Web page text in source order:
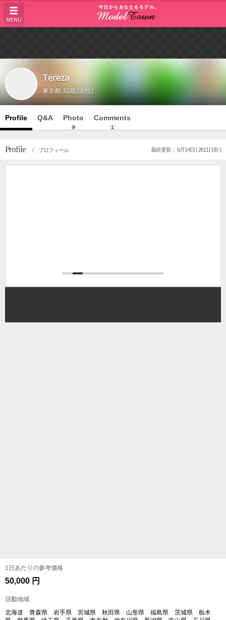
MENU
Tereza
東京都 32歳 (女性)
Profile Q&A Photo
9
Comments
1
Profile / プロフィール 最終更新： 6月14日 ( 2611日前 )
1日あたりの参考価格
50,000 円
活動地域
北海道 青森県 岩手県 宮城県 秋田県 山形県 福島県 茨城県 栃木